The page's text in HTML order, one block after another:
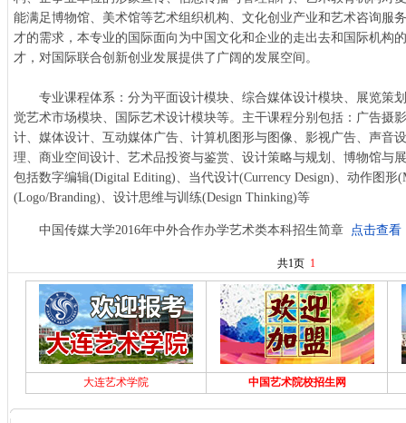
能满足博物馆、美术馆等艺术组织机构、文化创业产业和艺术咨询服
才的需求，本专业的国际面向为中国文化和企业的走出去和国际机构
才，对国际联合创新创业发展提供了广阔的发展空间。
专业课程体系：分为平面设计模块、综合媒体设计模块、展览策
觉艺术市场模块、国际艺术设计模块等。主干课程分别包括：广告摄
计、媒体设计、互动媒体广告、计算机图形与图像、影视广告、声音
理、商业空间设计、艺术品投资与鉴赏、设计策略与规划、博物馆与
包括数字编辑(Digital Editing)、当代设计(Currency Design)、动作图形
(Logo/Branding)、设计思维与训练(Design Thinking)等
中国传媒大学2016年中外合作办学艺术类本科招生简章 点击查看
共1页 1
大连艺术学院 中国艺术院校招生网